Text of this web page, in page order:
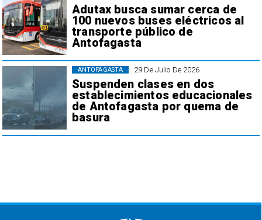
Adutax busca sumar cerca de
100 nuevos buses eléctricos al
transporte público de
Antofagasta
29 De Julio De 2026
Suspenden clases en dos
establecimientos educacionales
de Antofagasta por quema de
basura
ANTOFAGASTA